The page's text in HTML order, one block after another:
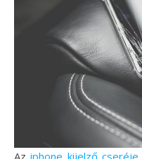
Aziphone kijelző cseréje